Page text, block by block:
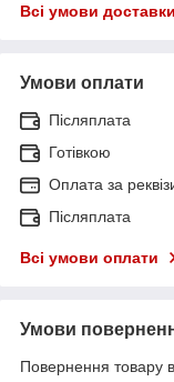
Всі умови доставки
Умови оплати
Післяплата
Готівкою
Оплата за
Післяплата
Всі умови оплати
Умови
Повернення товару